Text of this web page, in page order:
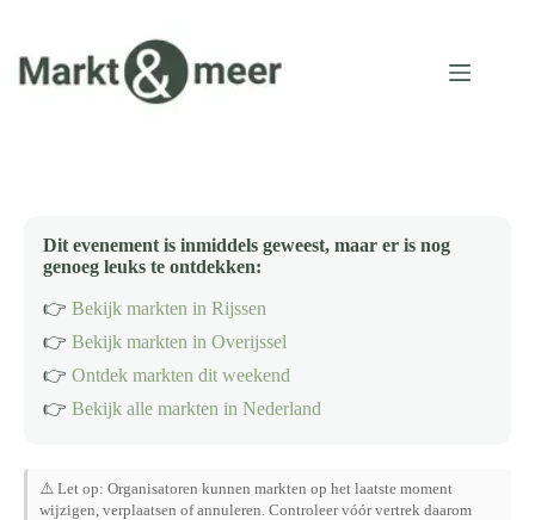
inhoud
Dit evenement is inmiddels geweest, maar er is nog
genoeg leuks te ontdekken:
👉 Bekijk markten in Rijssen
👉 Bekijk markten in Overijssel
👉 Ontdek markten dit weekend
👉 Bekijk alle markten in Nederland
⚠️ Let op: Organisatoren kunnen markten op het laatste moment
wijzigen, verplaatsen of annuleren. Controleer vóór vertrek daarom